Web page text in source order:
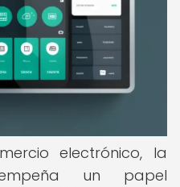
electrónico, la
un papel